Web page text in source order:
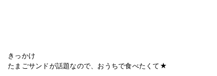
きっかけ
たまごサンドが話題なので、おうちで食べたくて★